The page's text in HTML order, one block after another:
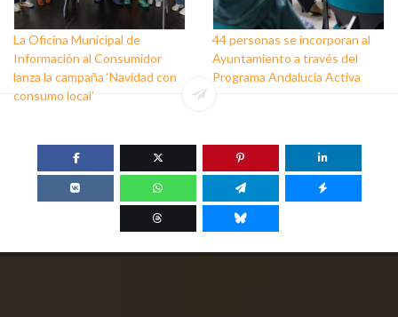
La Oficina Municipal de
Información al Consumidor
lanza la campaña ‘Navidad con
consumo local’
44 personas se incorporan al
Ayuntamiento a través del
Programa Andalucía Activa